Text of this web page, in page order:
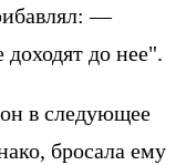
—
до нее".
в следующее
бросала ему